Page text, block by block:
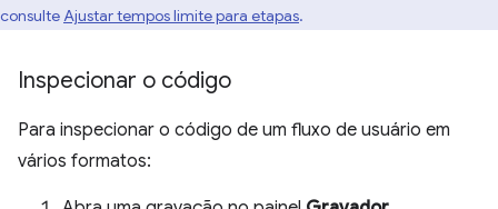
consulteAjustar tempos limite para etapas.
Inspecionar o código
Para inspecionar o código de um fluxo de usuário em
vários formatos: